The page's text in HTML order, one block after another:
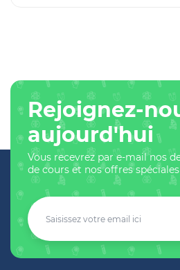
Rejoignez-
aujourd'hui
Vous recevrez par e-mail nos
de cours et nos offres spéciales